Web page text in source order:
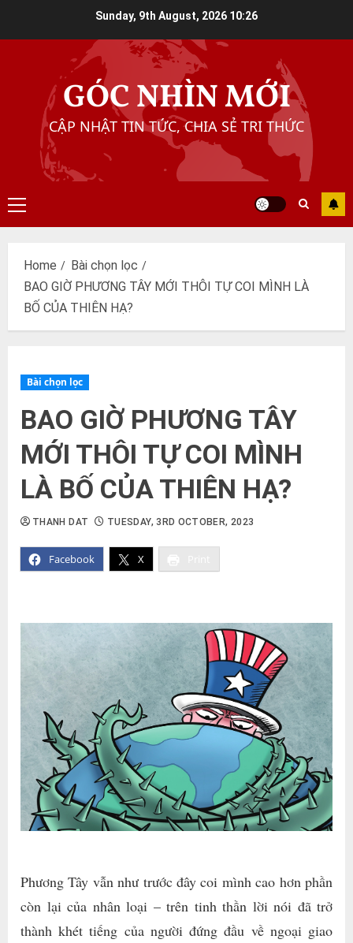
Sunday, 9th August, 2026 10:26
GÓC NHÌN MỚI
CẬP NHẬT TIN TỨC, CHIA SẺ TRI THỨC
Primary
Menu
Home
Bài chọn lọc
BAO GIỜ PHƯƠNG TÂY MỚI THÔI TỰ COI MÌNH LÀ
BỐ CỦA THIÊN HẠ?
Bài chọn lọc
BAO GIỜ PHƯƠNG TÂY
MỚI THÔI TỰ COI MÌNH
LÀ BỐ CỦA THIÊN HẠ?
Facebook X
THANH DAT TUESDAY, 3RD OCTOBER, 2023
Phương Tây vẫn như trước đây coi mình cao hơn phần
còn lại của nhân loại – trên tinh thần lời nói đã trở
thành khét tiếng của người đứng đầu về ngoại giao